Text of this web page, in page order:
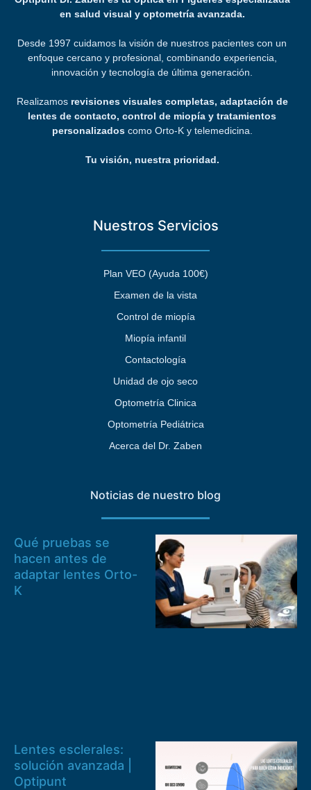
en salud visual y optometría avanzada.
Desde 1997 cuidamos la visión de nuestros pacientes con un
enfoque cercano y profesional, combinando experiencia,
innovación y tecnología de última generación.
Realizamos revisiones visuales completas, adaptación de
lentes de contacto, control de miopía y tratamientos
personalizadoscomo Orto-K y telemedicina.
Tu visión, nuestra prioridad.
Nuestros Servicios
Plan VEO (Ayuda 100€)
Examen de la vista
Control de miopía
Miopía infantil
Contactología
Unidad de ojo seco
Optometría Clinica
Optometría Pediátrica
Acerca del Dr. Zaben
Noticias de nuestro blog
Qué pruebas se
hacen antes de
adaptar lentes Orto-
K
Lentes esclerales:
solución avanzada |
Optipunt